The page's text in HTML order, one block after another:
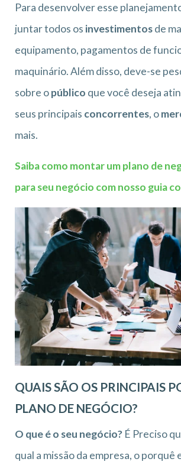
Para desenvolver esse
juntar todos os investimentosde
equipamento, pagamentos de
maquinário. Além disso, deve-se
sobre opúblico que você deseja
seus principais concorrentes, o
mais.
Saiba como montar um plano de
para seu negócio com nosso guia
QUAIS SÃO OS PRINCIPAIS
PLANO DE NEGÓCIO?
O que é o seu negócio? É Preciso
qual a missão da empresa, o porquê